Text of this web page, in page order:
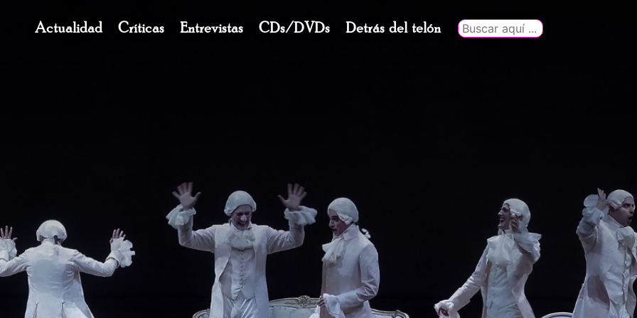
Navegación
Actualidad Críticas Entrevistas CDs/DVDs Detrás del telón
Buscar